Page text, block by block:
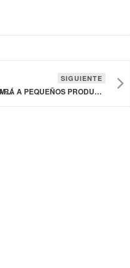
MÉXICO Y ESTADOS UNIDOS ACUERDAN MEDIDAS QUE CONDUCIRÁN REAPERTURA DE EXPORTACIÓN DE GANADO
SIGUIENTE
DANONE BRINDARÁ A PEQUEÑOS PRODUCTORES LECHEROS BIODIGESTORES PARA REDUCIR LAS EMISIONES DE METANO